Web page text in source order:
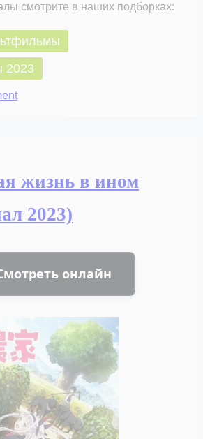
смотрите в наших подборках:
2023
on
(сериал
2023)
жизнь в ином
2023)
онлайн